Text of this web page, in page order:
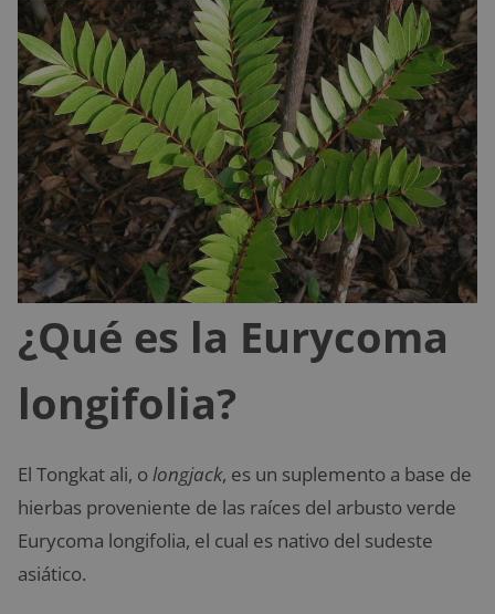
¿Qué es la Eurycoma
longifolia?
El Tongkat ali, olongjack, es un suplemento a base de
hierbas proveniente de las raíces del arbusto verde
Eurycoma longifolia, el cual es nativo del sudeste
asiático.